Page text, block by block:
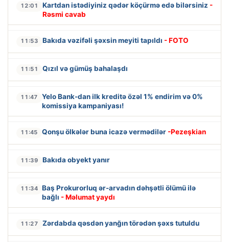
12:01 Kartdan istədiyiniz qədər köçürmə edə bilərsiniz -
Rəsmi cavab
11:53 Bakıda vəzifəli şəxsin meyiti tapıldı - FOTO
11:51 Qızıl və gümüş bahalaşdı
11:47
Yelo Bank-dan ilk kreditə özəl 1% endirim və 0%
komissiya kampaniyası!
11:45 Qonşu ölkələr buna icazə vermədilər -Pezeşkian
11:39 Bakıda obyekt yanır
11:34 Baş Prokurorluq ər-arvadın dəhşətli ölümü ilə
bağlı - Məlumat yaydı
11:27 Zərdabda qəsdən yanğın törədən şəxs tutuldu